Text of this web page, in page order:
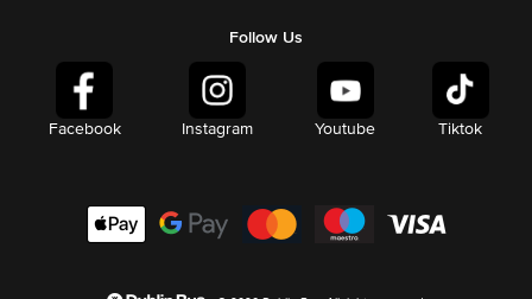
Follow Us
Facebook Instagram Youtube Tiktok